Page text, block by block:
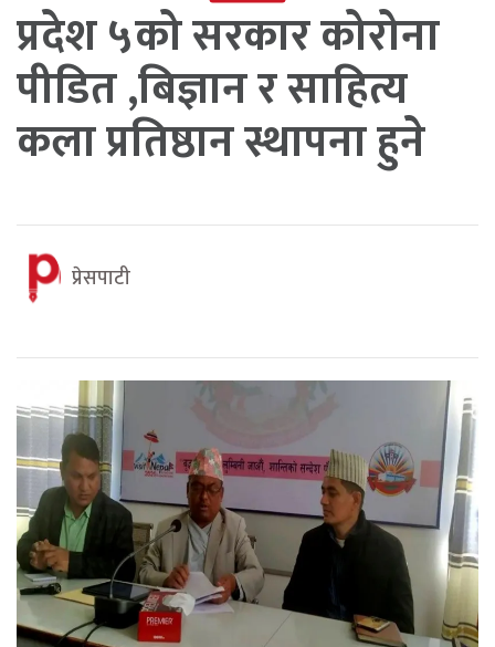
प्रदेश ५को सरकार कोरोना
पीडित ,बिज्ञान र साहित्य
कला प्रतिष्ठान स्थापना हुने
प्रेसपाटी